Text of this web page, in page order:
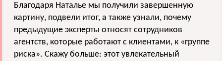
Благодаря Наталье мы получили завершенную
картину, подвели итог, а также узнали, почему
предыдущие эксперты относят сотрудников
агентств, которые работают с клиентами, к «группе
риска». Скажу больше: этот увлекательный